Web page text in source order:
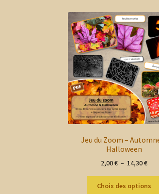
Jeu du Zoom –
Halloween
2,00€ – 14,30€Plage
prix :
Choix des options